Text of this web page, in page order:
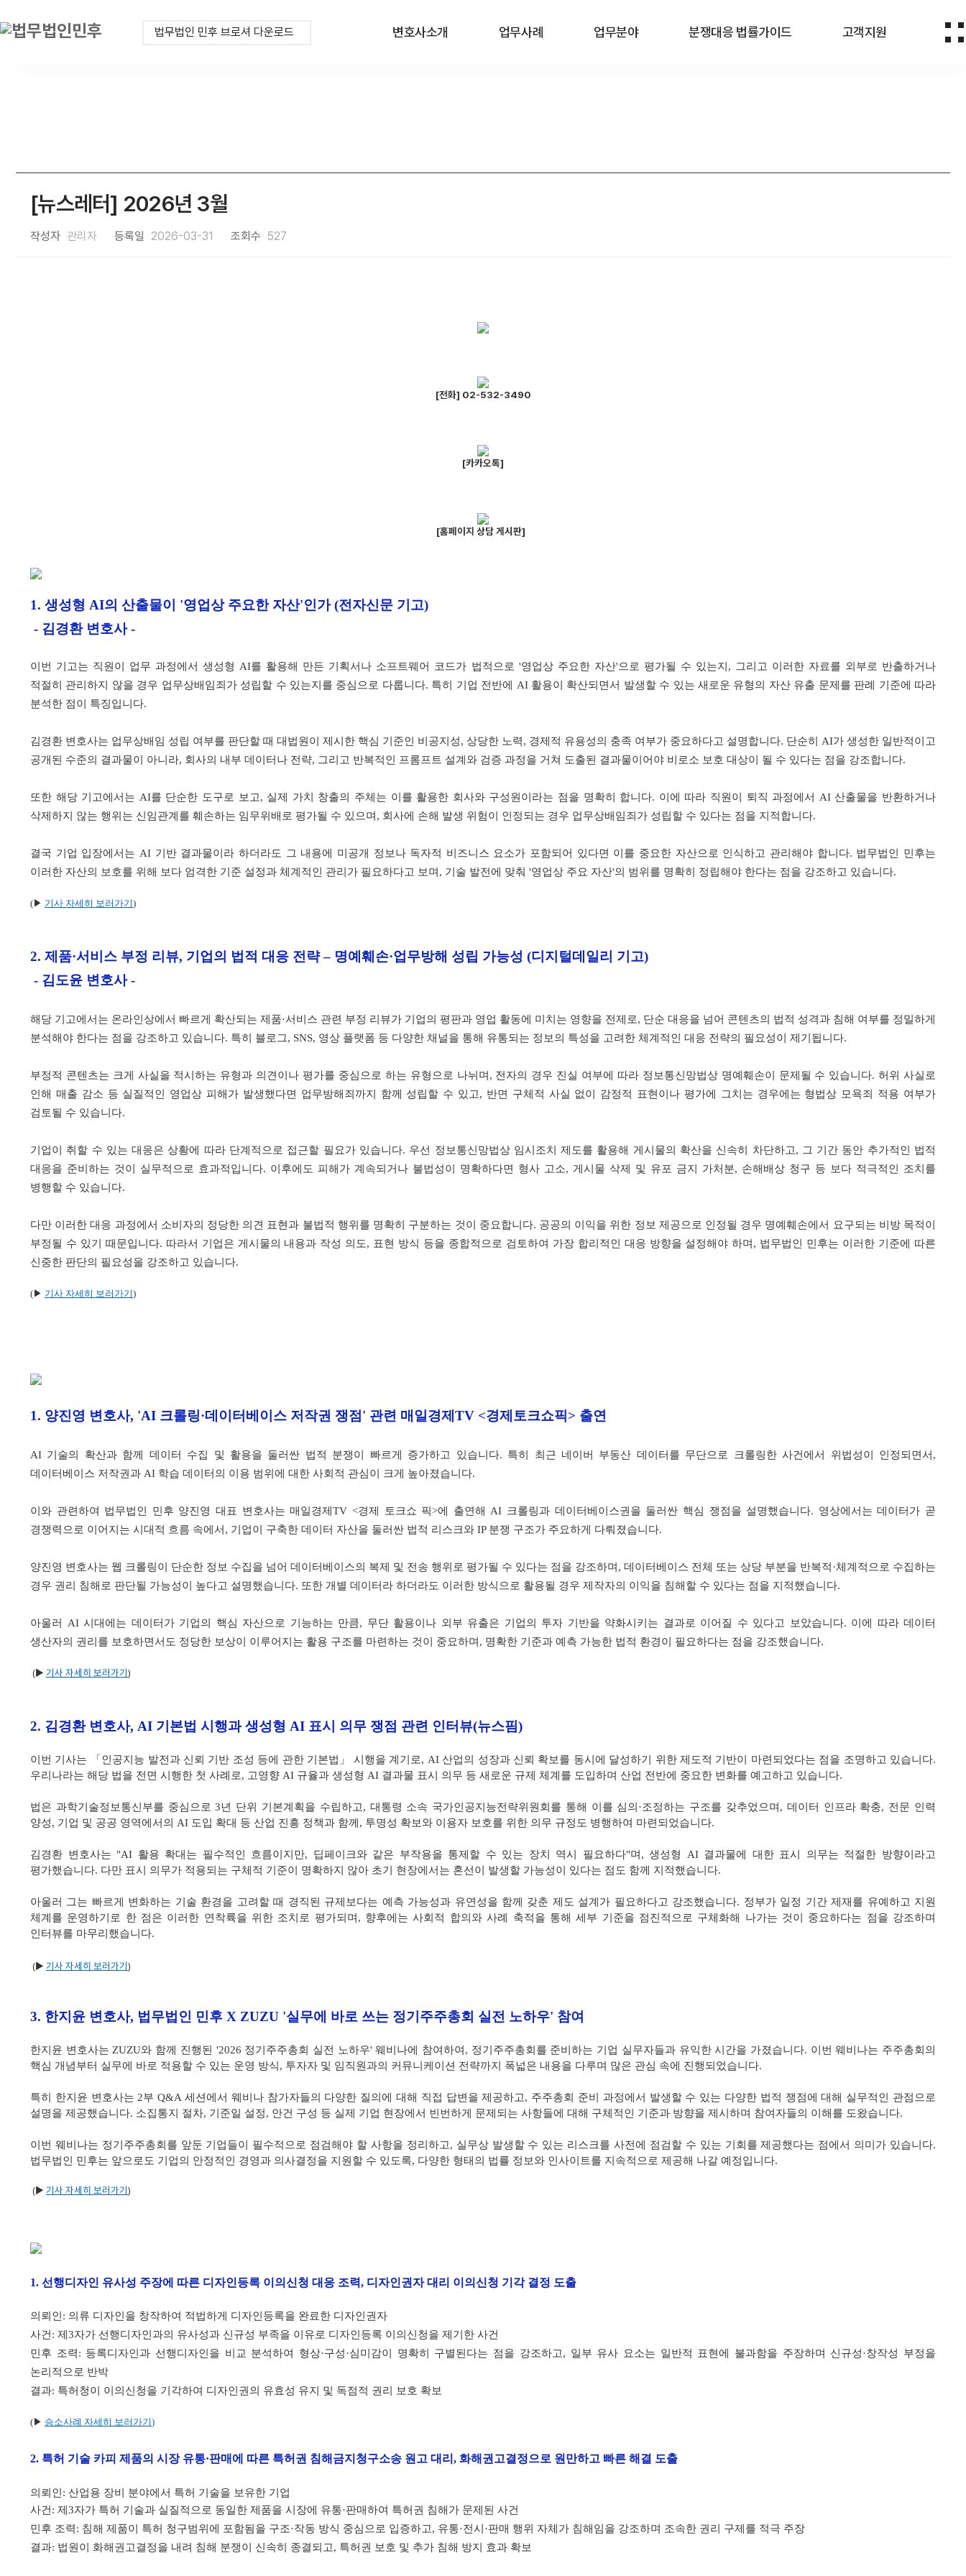
법무법인 민후 브로셔 다운로드 변호사소개 업무사례 업무분야 분쟁대응 법률가이드 고객지원
[뉴스레터] 2026년 3월
작성자 관리자 등록일 2026-03-31 조회수 527
[전화] 02-532-3490
[카카오톡]
[홈페이지 상담 게시판]
1. 생성형 AI의 산출물이 '영업상 주요한 자산'인가(전자신문 기고)
- 김경환 변호사 -
이번 기고는 직원이 업무 과정에서 생성형 AI를 활용해 만든 기획서나 소프트웨어 코드가 법적으로 '영업상 주요한 자산'으로 평가될 수 있는지, 그리고 이러한 자료를 외부로 반출하거나
적절히 관리하지 않을 경우 업무상배임죄가 성립할 수 있는지를 중심으로 다룹니다. 특히 기업 전반에 AI 활용이 확산되면서 발생할 수 있는 새로운 유형의 자산 유출 문제를 판례 기준에 따라
분석한 점이 특징입니다.
김경환 변호사는 업무상배임 성립 여부를 판단할 때 대법원이 제시한 핵심 기준인 비공지성, 상당한 노력, 경제적 유용성의 충족 여부가 중요하다고 설명합니다. 단순히 AI가 생성한 일반적이고
공개된 수준의 결과물이 아니라, 회사의 내부 데이터나 전략, 그리고 반복적인 프롬프트 설계와 검증 과정을 거쳐 도출된 결과물이어야 비로소 보호 대상이 될 수 있다는 점을 강조합니다.
또한 해당 기고에서는 AI를 단순한 도구로 보고, 실제 가치 창출의 주체는 이를 활용한 회사와 구성원이라는 점을 명확히 합니다. 이에 따라 직원이 퇴직 과정에서 AI 산출물을 반환하거나
삭제하지 않는 행위는 신임관계를 훼손하는 임무위배로 평가될 수 있으며, 회사에 손해 발생 위험이 인정되는 경우 업무상배임죄가 성립할 수 있다는 점을 지적합니다.
결국 기업 입장에서는 AI 기반 결과물이라 하더라도 그 내용에 미공개 정보나 독자적 비즈니스 요소가 포함되어 있다면 이를 중요한 자산으로 인식하고 관리해야 합니다. 법무법인 민후는
이러한 자산의 보호를 위해 보다 엄격한 기준 설정과 체계적인 관리가 필요하다고 보며, 기술 발전에 맞춰 '영업상 주요 자산'의 범위를 명확히 정립해야 한다는 점을 강조하고 있습니다.
(▶ 기사 자세히 보러가기)
2. 제품·서비스 부정 리뷰, 기업의 법적 대응 전략 – 명예훼손·업무방해 성립 가능성 (디지털데일리 기고)
- 김도윤 변호사 -
해당 기고에서는 온라인상에서 빠르게 확산되는 제품·서비스 관련 부정 리뷰가 기업의 평판과 영업 활동에 미치는 영향을 전제로, 단순 대응을 넘어 콘텐츠의 법적 성격과 침해 여부를 정밀하게
분석해야 한다는 점을 강조하고 있습니다. 특히 블로그, SNS, 영상 플랫폼 등 다양한 채널을 통해 유통되는 정보의 특성을 고려한 체계적인 대응 전략의 필요성이 제기됩니다.
부정적 콘텐츠는 크게 사실을 적시하는 유형과 의견이나 평가를 중심으로 하는 유형으로 나뉘며, 전자의 경우 진실 여부에 따라 정보통신망법상 명예훼손이 문제될 수 있습니다. 허위 사실로
인해 매출 감소 등 실질적인 영업상 피해가 발생했다면 업무방해죄까지 함께 성립할 수 있고, 반면 구체적 사실 없이 감정적 표현이나 평가에 그치는 경우에는 형법상 모욕죄 적용 여부가
검토될 수 있습니다.
기업이 취할 수 있는 대응은 상황에 따라 단계적으로 접근할 필요가 있습니다. 우선 정보통신망법상 임시조치 제도를 활용해 게시물의 확산을 신속히 차단하고, 그 기간 동안 추가적인 법적
대응을 준비하는 것이 실무적으로 효과적입니다. 이후에도 피해가 계속되거나 불법성이 명확하다면 형사 고소, 게시물 삭제 및 유포 금지 가처분, 손해배상 청구 등 보다 적극적인 조치를
병행할 수 있습니다.
다만 이러한 대응 과정에서 소비자의 정당한 의견 표현과 불법적 행위를 명확히 구분하는 것이 중요합니다. 공공의 이익을 위한 정보 제공으로 인정될 경우 명예훼손에서 요구되는 비방 목적이
부정될 수 있기 때문입니다. 따라서 기업은 게시물의 내용과 작성 의도, 표현 방식 등을 종합적으로 검토하여 가장 합리적인 대응 방향을 설정해야 하며, 법무법인 민후는 이러한 기준에 따른
신중한 판단의 필요성을 강조하고 있습니다.
(▶ 기사 자세히 보러가기)
1. 양진영 변호사, 'AI 크롤링·데이터베이스 저작권 쟁점' 관련 매일경제TV <경제토크쇼픽> 출연
AI 기술의 확산과 함께 데이터 수집 및 활용을 둘러싼 법적 분쟁이 빠르게 증가하고 있습니다. 특히 최근 네이버 부동산 데이터를 무단으로 크롤링한 사건에서 위법성이 인정되면서,
데이터베이스 저작권과 AI 학습 데이터의 이용 범위에 대한 사회적 관심이 크게 높아졌습니다.
이와 관련하여 법무법인 민후 양진영 대표 변호사는 매일경제TV <경제 토크쇼 픽>에 출연해 AI 크롤링과 데이터베이스권을 둘러싼 핵심 쟁점을 설명했습니다. 영상에서는 데이터가 곧
경쟁력으로 이어지는 시대적 흐름 속에서, 기업이 구축한 데이터 자산을 둘러싼 법적 리스크와 IP 분쟁 구조가 주요하게 다뤄졌습니다.
양진영 변호사는 웹 크롤링이 단순한 정보 수집을 넘어 데이터베이스의 복제 및 전송 행위로 평가될 수 있다는 점을 강조하며, 데이터베이스 전체 또는 상당 부분을 반복적·체계적으로 수집하는
경우 권리 침해로 판단될 가능성이 높다고 설명했습니다. 또한 개별 데이터라 하더라도 이러한 방식으로 활용될 경우 제작자의 이익을 침해할 수 있다는 점을 지적했습니다.
아울러 AI 시대에는 데이터가 기업의 핵심 자산으로 기능하는 만큼, 무단 활용이나 외부 유출은 기업의 투자 기반을 약화시키는 결과로 이어질 수 있다고 보았습니다. 이에 따라 데이터
생산자의 권리를 보호하면서도 정당한 보상이 이루어지는 활용 구조를 마련하는 것이 중요하며, 명확한 기준과 예측 가능한 법적 환경이 필요하다는 점을 강조했습니다.
(▶ 기사 자세히 보러가기)
2. 김경환 변호사, AI 기본법 시행과 생성형 AI 표시 의무 쟁점 관련 인터뷰(뉴스핌)
이번 기사는 「인공지능 발전과 신뢰 기반 조성 등에 관한 기본법」 시행을 계기로, AI 산업의 성장과 신뢰 확보를 동시에 달성하기 위한 제도적 기반이 마련되었다는 점을 조명하고 있습니다.
우리나라는 해당 법을 전면 시행한 첫 사례로, 고영향 AI 규율과 생성형 AI 결과물 표시 의무 등 새로운 규제 체계를 도입하며 산업 전반에 중요한 변화를 예고하고 있습니다.
법은 과학기술정보통신부를 중심으로 3년 단위 기본계획을 수립하고, 대통령 소속 국가인공지능전략위원회를 통해 이를 심의·조정하는 구조를 갖추었으며, 데이터 인프라 확충, 전문 인력
양성, 기업 및 공공 영역에서의 AI 도입 확대 등 산업 진흥 정책과 함께, 투명성 확보와 이용자 보호를 위한 의무 규정도 병행하여 마련되었습니다.
김경환 변호사는 "AI 활용 확대는 필수적인 흐름이지만, 딥페이크와 같은 부작용을 통제할 수 있는 장치 역시 필요하다"며, 생성형 AI 결과물에 대한 표시 의무는 적절한 방향이라고
평가했습니다. 다만 표시 의무가 적용되는 구체적 기준이 명확하지 않아 초기 현장에서는 혼선이 발생할 가능성이 있다는 점도 함께 지적했습니다.
아울러 그는 빠르게 변화하는 기술 환경을 고려할 때 경직된 규제보다는 예측 가능성과 유연성을 함께 갖춘 제도 설계가 필요하다고 강조했습니다. 정부가 일정 기간 제재를 유예하고 지원
체계를 운영하기로 한 점은 이러한 연착륙을 위한 조치로 평가되며, 향후에는 사회적 합의와 사례 축적을 통해 세부 기준을 점진적으로 구체화해 나가는 것이 중요하다는 점을 강조하며
인터뷰를 마무리했습니다.
(▶ 기사 자세히 보러가기)
3. 한지윤 변호사, 법무법인 민후 X ZUZU '실무에 바로 쓰는 정기주주총회 실전 노하우' 참여
한지윤 변호사는 ZUZU와 함께 진행된 '2026 정기주주총회 실전 노하우' 웨비나에 참여하여, 정기주주총회를 준비하는 기업 실무자들과 유익한 시간을 가졌습니다. 이번 웨비나는 주주총회의
핵심 개념부터 실무에 바로 적용할 수 있는 운영 방식, 투자자 및 임직원과의 커뮤니케이션 전략까지 폭넓은 내용을 다루며 많은 관심 속에 진행되었습니다.
특히 한지윤 변호사는 2부 Q&A 세션에서 웨비나 참가자들의 다양한 질의에 대해 직접 답변을 제공하고, 주주총회 준비 과정에서 발생할 수 있는 다양한 법적 쟁점에 대해 실무적인 관점으로
설명을 제공했습니다. 소집통지 절차, 기준일 설정, 안건 구성 등 실제 기업 현장에서 빈번하게 문제되는 사항들에 대해 구체적인 기준과 방향을 제시하며 참여자들의 이해를 도왔습니다.
이번 웨비나는 정기주주총회를 앞둔 기업들이 필수적으로 점검해야 할 사항을 정리하고, 실무상 발생할 수 있는 리스크를 사전에 점검할 수 있는 기회를 제공했다는 점에서 의미가 있습니다.
법무법인 민후는 앞으로도 기업의 안정적인 경영과 의사결정을 지원할 수 있도록, 다양한 형태의 법률 정보와 인사이트를 지속적으로 제공해 나갈 예정입니다.
(▶ 기사 자세히 보러가기)
1. 선행디자인 유사성 주장에 따른 디자인등록 이의신청 대응 조력, 디자인권자 대리 이의신청 기각 결정 도출
의뢰인: 의류 디자인을 창작하여 적법하게 디자인등록을 완료한 디자인권자
사건: 제3자가 선행디자인과의 유사성과 신규성 부족을 이유로 디자인등록 이의신청을 제기한 사건
민후 조력: 등록디자인과 선행디자인을 비교 분석하여 형상·구성·심미감이 명확히 구별된다는 점을 강조하고, 일부 유사 요소는 일반적 표현에 불과함을 주장하며 신규성·창작성 부정을
논리적으로 반박
결과: 특허청이 이의신청을 기각하여 디자인권의 유효성 유지 및 독점적 권리 보호 확보
(▶ 승소사례 자세히 보러가기)
2. 특허 기술 카피 제품의 시장 유통·판매에 따른 특허권 침해금지청구소송 원고 대리, 화해권고결정으로 원만하고 빠른 해결 도출
의뢰인: 산업용 장비 분야에서 특허 기술을 보유한 기업
사건: 제3자가 특허 기술과 실질적으로 동일한 제품을 시장에 유통·판매하여 특허권 침해가 문제된 사건
민후 조력: 침해 제품이 특허 청구범위에 포함됨을 구조·작동 방식 중심으로 입증하고, 유통·전시·판매 행위 자체가 침해임을 강조하며 조속한 권리 구제를 적극 주장
결과: 법원이 화해권고결정을 내려 침해 분쟁이 신속히 종결되고, 특허권 보호 및 추가 침해 방지 효과 확보